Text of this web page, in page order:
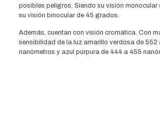
posibles peligros. Siendo su visión monocular
su visión binocular de 45 grados.
Además, cuentan con visión cromática. Con
sensibilidad de la luz amarillo verdosa de 552
nanómetros y azul púrpura de 444 a 455